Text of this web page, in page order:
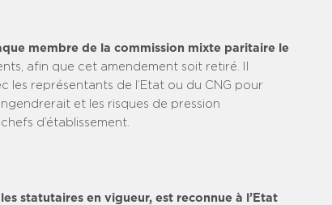
membre de la commission mixte paritaire le
afin que cet amendement soit retiré. Il
représentants de l’Etat ou du CNG pour
et les risques de pression
d’établissement.
statutaires en vigueur, est reconnue à l’Etat